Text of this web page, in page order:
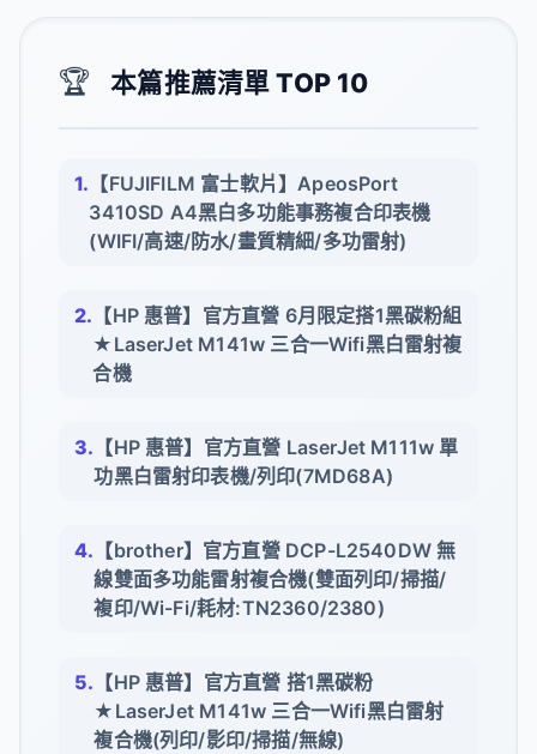
🏆 本篇推薦清單 TOP 10
【FUJIFILM 富士軟片】ApeosPort
3410SD A4黑白多功能事務複合印表機
(WIFI/高速/防水/畫質精細/多功雷射)
【HP 惠普】官方直營 6月限定搭1黑碳粉組
★LaserJet M141w 三合一Wifi黑白雷射複
合機
【HP 惠普】官方直營 LaserJet M111w 單
功黑白雷射印表機/列印(7MD68A)
【brother】官方直營 DCP-L2540DW 無
線雙面多功能雷射複合機(雙面列印/掃描/
複印/Wi-Fi/耗材:TN2360/2380)
【HP 惠普】官方直營 搭1黑碳粉
★LaserJet M141w 三合一Wifi黑白雷射
複合機(列印/影印/掃描/無線)